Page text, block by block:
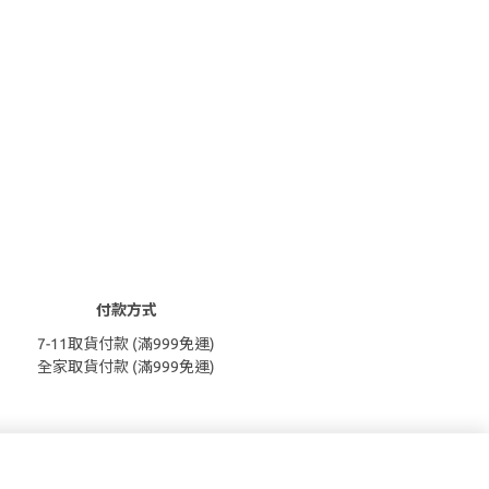
付款方式
7-11取貨付款 (滿999免運)
全家取貨付款 (滿999免運)